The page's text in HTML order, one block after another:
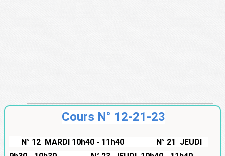
Cours N° 12-21-23
N° 12 MARDI 10h40 - 11h40 N° 21 JEUDI